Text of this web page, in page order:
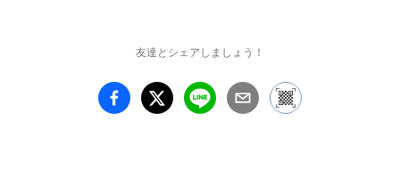
る方はご来店をお控えく
・できる限りマスク着用
でのご来店をお願い致し
友達とシェアしましょう！